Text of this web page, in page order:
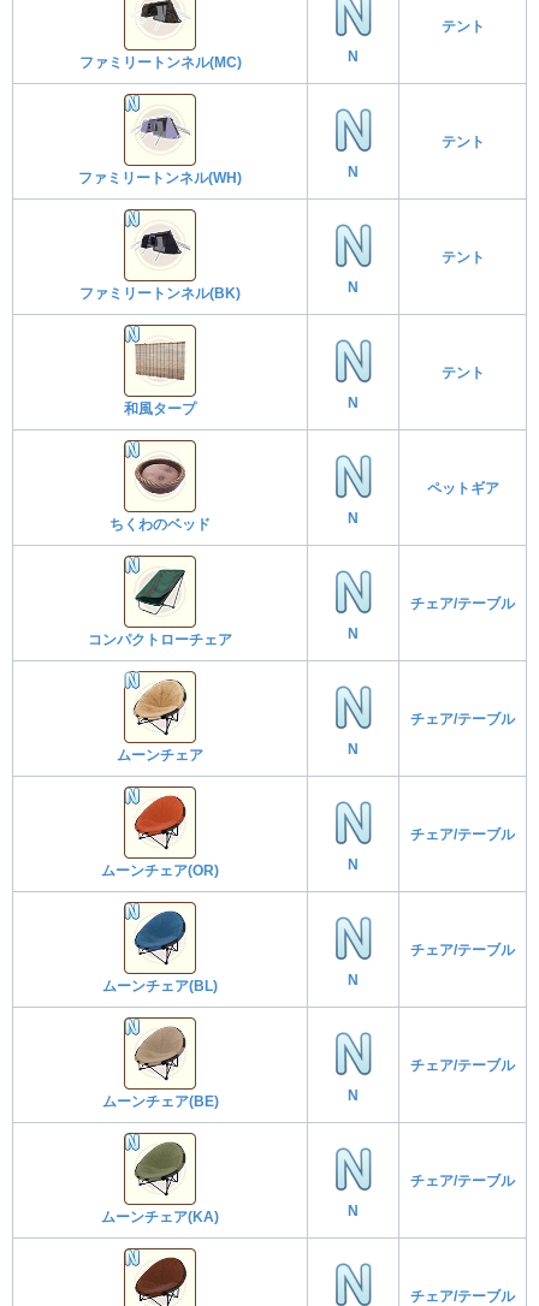
ファミリートンネル(MC) N
テント
ファミリートンネル(WH) N
テント
ファミリートンネル(BK) N
テント
和風タープ N
テント
ちくわのベッド N
ペットギア
コンパクトローチェア N
チェア/テーブル
ムーンチェア N
チェア/テーブル
ムーンチェア(OR) N
チェア/テーブル
ムーンチェア(BL) N
チェア/テーブル
ムーンチェア(BE) N
チェア/テーブル
ムーンチェア(KA) N
チェア/テーブル
チェア/テーブル